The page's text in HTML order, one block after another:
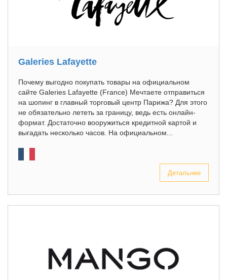
Galeries Lafayette
Почему выгодно покупать товары на официальном
сайте Galeries Lafayette (France) Мечтаете отправиться
на шопинг в главный торговый центр Парижа? Для этого
не обязательно лететь за границу, ведь есть онлайн-
формат. Достаточно вооружиться кредитной картой и
выгадать несколько часов. На официальном...
Детальнее